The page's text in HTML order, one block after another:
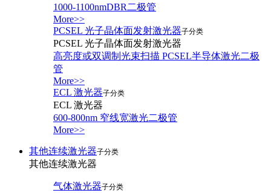
1000-1100nmDBR二极管
More>>
PCSEL 光子晶体面发射激光器子分类
PCSEL 光子晶体面发射激光器
高亮度或双调制光束扫描 PCSEL半导体激光二极
管
More>>
ECL 激光器子分类
ECL 激光器
600-800nm 窄线宽激光二极管
More>>
其他连续激光器子分类
其他连续激光器
气体激光器子分类